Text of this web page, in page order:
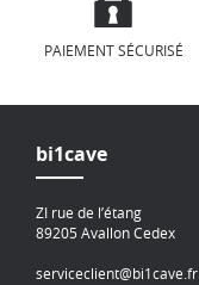
PAIEMENT SÉCURISÉ
bi1cave
ZI rue de l’étang
89205 Avallon Cedex
serviceclient@bi1cave.fr